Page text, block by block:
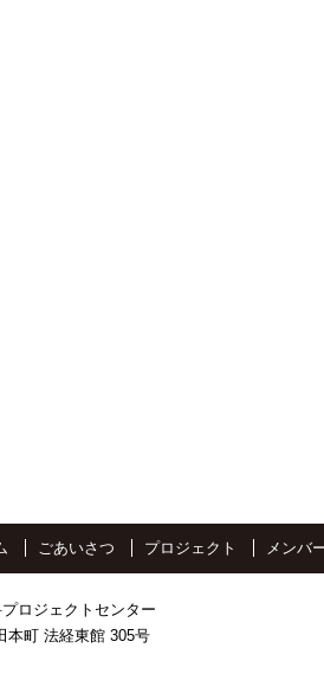
ごあいさつ プロジェクト メンバ
ロジェクトセンター
本町 法経東館 305号